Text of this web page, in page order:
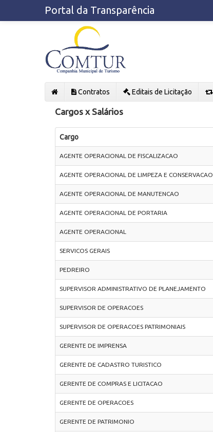
Portal da Transparência
Contratos Editais de Licitação
Cargos x Salários
Cargo
AGENTE OPERACIONAL DE FISCALIZACAO
AGENTE OPERACIONAL DE LIMPEZA E CONSERVACAO
AGENTE OPERACIONAL DE MANUTENCAO
AGENTE OPERACIONAL DE PORTARIA
AGENTE OPERACIONAL
SERVICOS GERAIS
PEDREIRO
SUPERVISOR ADMINISTRATIVO DE PLANEJAMENTO
SUPERVISOR DE OPERACOES
SUPERVISOR DE OPERACOES PATRIMONIAIS
GERENTE DE IMPRENSA
GERENTE DE CADASTRO TURISTICO
GERENTE DE COMPRAS E LICITACAO
GERENTE DE OPERACOES
GERENTE DE PATRIMONIO